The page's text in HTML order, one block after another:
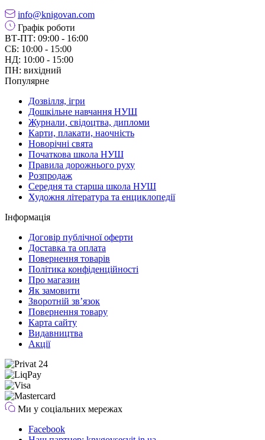
info@knigovan.com
Графік роботи
ВТ-ПТ: 09:00 - 16:00
СБ: 10:00 - 15:00
НД: 10:00 - 15:00
ПН: вихідний
Популярне
Дозвілля, ігри
Дошкільне навчання НУШ
Журнали, свідоцтва, дипломи
Карти, плакати, наочність
Новорічні свята
Початкова школа НУШ
Правила дорожнього руху
Розпродаж
Середня та старша школа НУШ
Художня література та енциклопедії
Інформація
Договір публічної оферти
Доставка та оплата
Повернення товарів
Політика конфіденційності
Про магазин
Як замовити
Зворотній зв’язок
Повернення товару
Карта сайту
Видавництва
Акції
Ми у соціальних мережах
Facebook